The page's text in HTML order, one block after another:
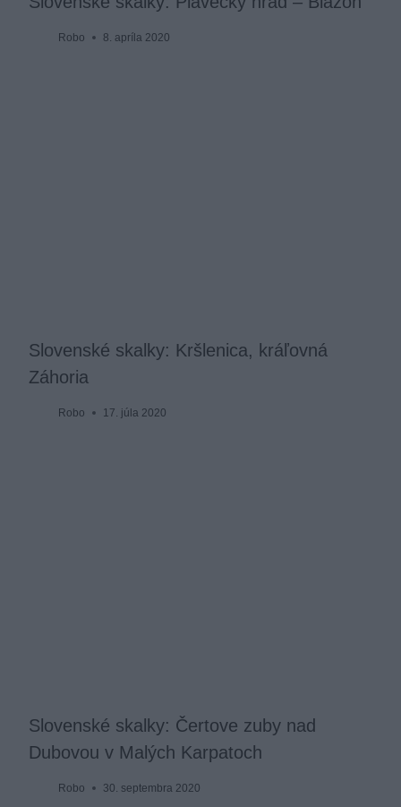
Robo 8. apríla 2020
Slovenské skalky: Kršlenica, kráľovná
Záhoria
Robo 17. júla 2020
Slovenské skalky: Čertove zuby nad
Dubovou v Malých Karpatoch
Robo 30. septembra 2020